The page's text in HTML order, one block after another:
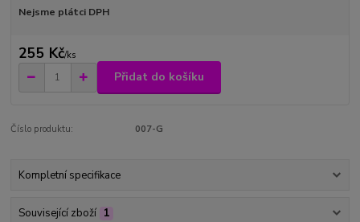
Nejsme plátci DPH
255 Kč/ks
Přidat do košíku
Číslo produktu: 007-G
Kompletní specifikace
Související zboží 1